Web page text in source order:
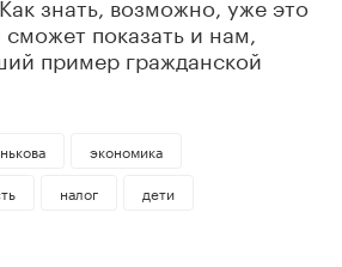
показать и нам,
пример гражданской
экономика
налог дети